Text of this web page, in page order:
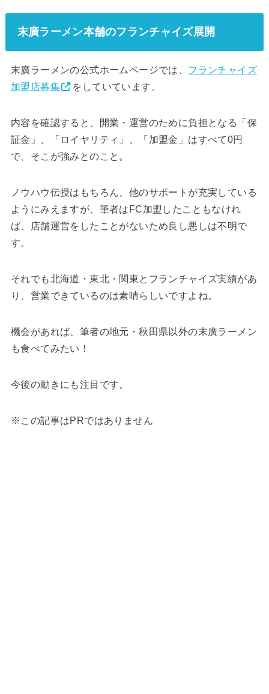
末廣ラーメン本舗のフランチャイズ展開
末廣ラーメンの公式ホームページでは、 フランチャイズ
加盟店募集
をしていています。
内容を確認すると、開業・運営のために負担となる「保
証金」、「ロイヤリティ」、「加盟金」はすべて0円
で、そこが強みとのこと。
ノウハウ伝授はもちろん、他のサポートが充実している
ようにみえますが、筆者はFC加盟したこともなけれ
ば、店舗運営をしたことがないため良し悪しは不明で
す。
それでも北海道・東北・関東とフランチャイズ実績があ
り、営業できているのは素晴らしいですよね。
機会があれば、筆者の地元・秋田県以外の末廣ラーメン
も食べてみたい！
今後の動きにも注目です。
※この記事はPRではありません